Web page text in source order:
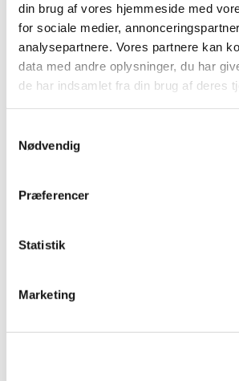
din brug af vores hjemmeside med
for sociale medier,
analysepartnere. Vores partnere kan
data med andre oplysninger, du har
de har indsamlet fra din brug af deres
Nødvendig
Præferencer
Statistik
Marketing